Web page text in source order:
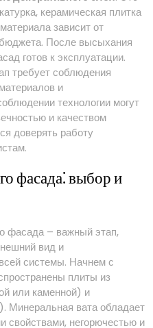
керамическая плитка
зависит от
После высыхания
готов к эксплуатации.
требует соблюдения
и
технологии могут
и качеством
доверять работу
фасада⁚ выбор и
фасада – важный этап,
вид и
системы. Начнем с
плиты из
или каменной) и
Минеральная вата обладает
свойствами, негорючестью и